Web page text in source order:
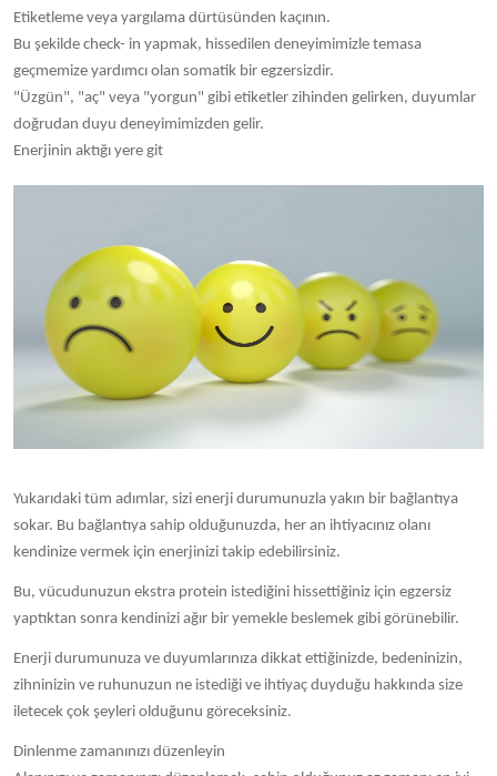
Etiketleme veya yargılama dürtüsünden kaçının.
Bu şekilde check- in yapmak, hissedilen deneyimimizle temasa
geçmemize yardımcı olan somatik bir egzersizdir.
"Üzgün", "aç" veya "yorgun" gibi etiketler zihinden gelirken, duyumlar
doğrudan duyu deneyimimizden gelir.
Enerjinin aktığı yere git
Yukarıdaki tüm adımlar, sizi enerji durumunuzla yakın bir bağlantıya
sokar. Bu bağlantıya sahip olduğunuzda, her an ihtiyacınız olanı
kendinize vermek için enerjinizi takip edebilirsiniz.
Bu, vücudunuzun ekstra protein istediğini hissettiğiniz için egzersiz
yaptıktan sonra kendinizi ağır bir yemekle beslemek gibi görünebilir.
Enerji durumunuza ve duyumlarınıza dikkat ettiğinizde, bedeninizin,
zihninizin ve ruhunuzun ne istediği ve ihtiyaç duyduğu hakkında size
iletecek çok şeyleri olduğunu göreceksiniz.
Dinlenme zamanınızı düzenleyin